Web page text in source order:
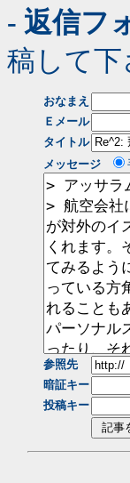
- 返信フ
稿して下
おなまえ
Ｅメール
タイトル
メッセージ
参照先
暗証キー
投稿キー